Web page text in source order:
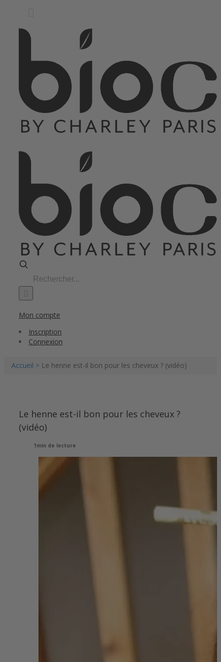
Search
for:
Mon compte
Inscription
Connexion
Accueil > Le henne est-il bon pour les cheveux ? (vidéo)
Le henne est-il bon pour les cheveux ?
(vidéo)
1min de lecture
Larger